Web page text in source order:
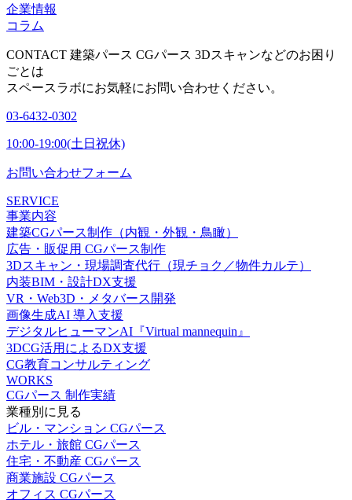
企業情報
コラム
CONTACT 建築パース CGパース 3Dスキャンなどのお困り
ごとは
スペースラボにお気軽にお問い合わせください。
03-6432-0302
10:00-19:00(土日祝休)
お問い合わせフォーム
SERVICE
事業内容
建築CGパース制作（内観・外観・鳥瞰）
広告・販促用 CGパース制作
3Dスキャン・現場調査代行（現チョク／物件カルテ）
内装BIM・設計DX支援
VR・Web3D・メタバース開発
画像生成AI 導入支援
デジタルヒューマンAI『Virtual mannequin』
3DCG活用によるDX支援
CG教育コンサルティング
WORKS
CGパース 制作実績
業種別に見る
ビル・マンション CGパース
ホテル・旅館 CGパース
住宅・不動産 CGパース
商業施設 CGパース
オフィス CGパース